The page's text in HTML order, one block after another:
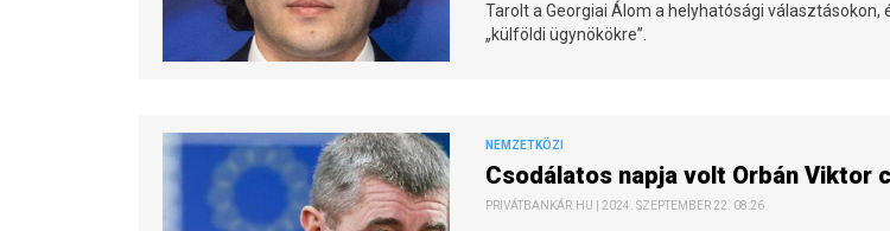
Tarolt a Georgiai Álom a helyhatósági választásokon,
„külföldi ügynökökre”.
NEMZETKÖZI
Csodálatos napja volt Orbán Viktor
PRIVÁTBANKÁR.HU | 2024. SZEPTEMBER 22. 08:26